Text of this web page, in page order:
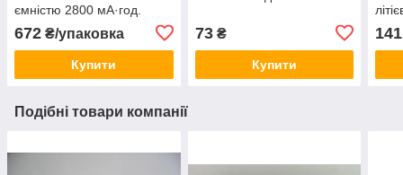
ємністю 2800 мА·год.
672 ₴/упаковка
Купити
73₴
Купити
141
Подібні товари компанії